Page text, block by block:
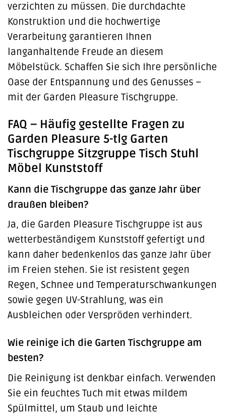
verzichten zu müssen. Die durchdachte
Konstruktion und die hochwertige
Verarbeitung garantieren Ihnen
langanhaltende Freude an diesem
Möbelstück. Schaffen Sie sich Ihre persönliche
Oase der Entspannung und des Genusses –
mit der Garden Pleasure Tischgruppe.
FAQ – Häufig gestellte Fragen zu
Garden Pleasure 5-tlg Garten
Tischgruppe Sitzgruppe Tisch Stuhl
Möbel Kunststoff
Kann die Tischgruppe das ganze Jahr über
draußen bleiben?
Ja, die Garden Pleasure Tischgruppe ist aus
wetterbeständigem Kunststoff gefertigt und
kann daher bedenkenlos das ganze Jahr über
im Freien stehen. Sie ist resistent gegen
Regen, Schnee und Temperaturschwankungen
sowie gegen UV-Strahlung, was ein
Ausbleichen oder Verspröden verhindert.
Wie reinige ich die Garten Tischgruppe am
besten?
Die Reinigung ist denkbar einfach. Verwenden
Sie ein feuchtes Tuch mit etwas mildem
Spülmittel, um Staub und leichte